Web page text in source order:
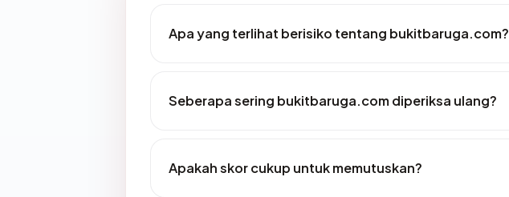
Apa yang terlihat berisiko tentang bukitbaruga.com?
Seberapa sering bukitbaruga.com diperiksa ulang?
Apakah skor cukup untuk memutuskan?